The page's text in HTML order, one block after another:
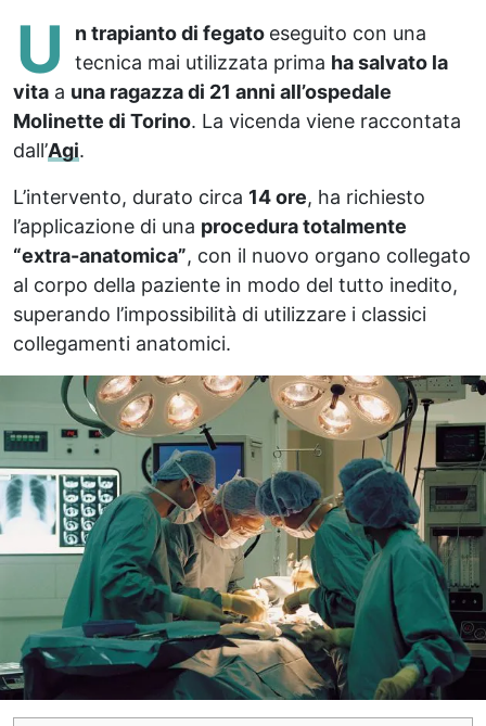
U n trapianto di fegato eseguito con una
tecnica mai utilizzata prima ha salvato la
vita a una ragazza di 21 anni all’ospedale
Molinette di Torino. La vicenda viene raccontata
dall’Agi.
L’intervento, durato circa 14 ore, ha richiesto
l’applicazione di una procedura totalmente
“extra-anatomica”, con il nuovo organo collegato
al corpo della paziente in modo del tutto inedito,
superando l’impossibilità di utilizzare i classici
collegamenti anatomici.